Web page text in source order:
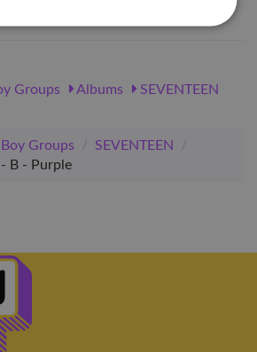
Groups Albums
SEVENTEEN
Boy Groups / SEVENTEEN
/
B - Purple